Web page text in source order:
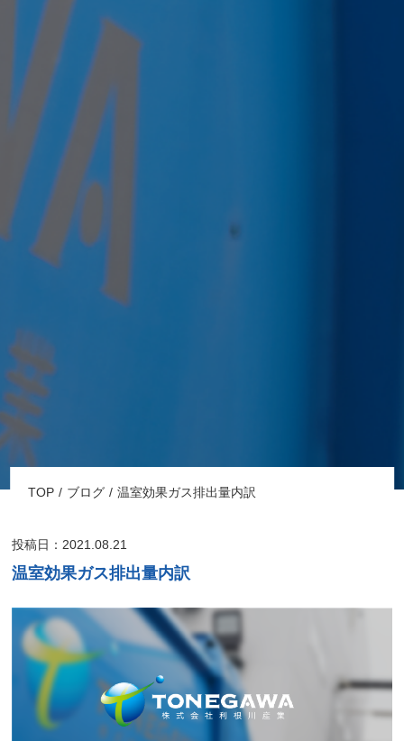
TOP ブログ 温室効果ガス排出量内訳
投稿日：2021.08.21
温室効果ガス排出量内訳